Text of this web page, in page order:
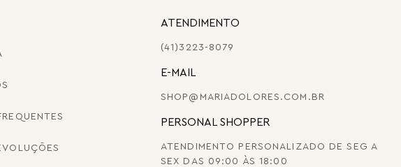
ATENDIMENTO
(41)3223-8079
E-MAIL
SHOP@MARIADOLORES.COM.BR
PERSONAL SHOPPER
ATENDIMENTO PERSONALIZADO DE SEG A
SEX DAS 09:00 ÀS 18:00